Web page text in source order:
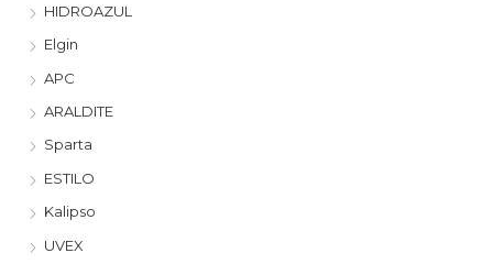
HIDROAZUL
Elgin
APC
ARALDITE
Sparta
ESTILO
Kalipso
UVEX